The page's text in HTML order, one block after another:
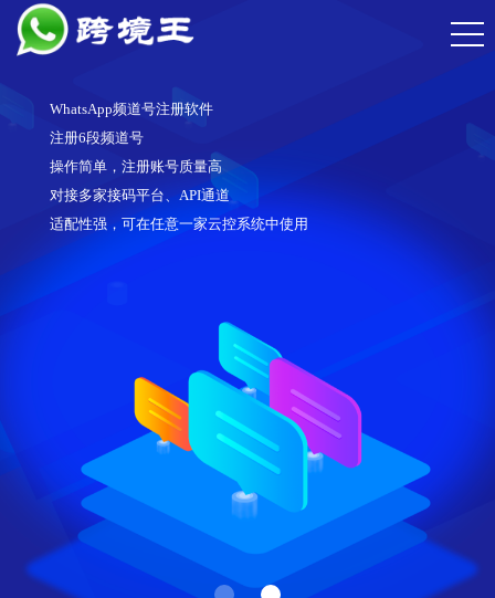
WhatsApp频道号注册软件
注册6段频道号
操作简单，注册账号质量高
对接多家接码平台、API通道
适配性强，可在任意一家云控系统中使用